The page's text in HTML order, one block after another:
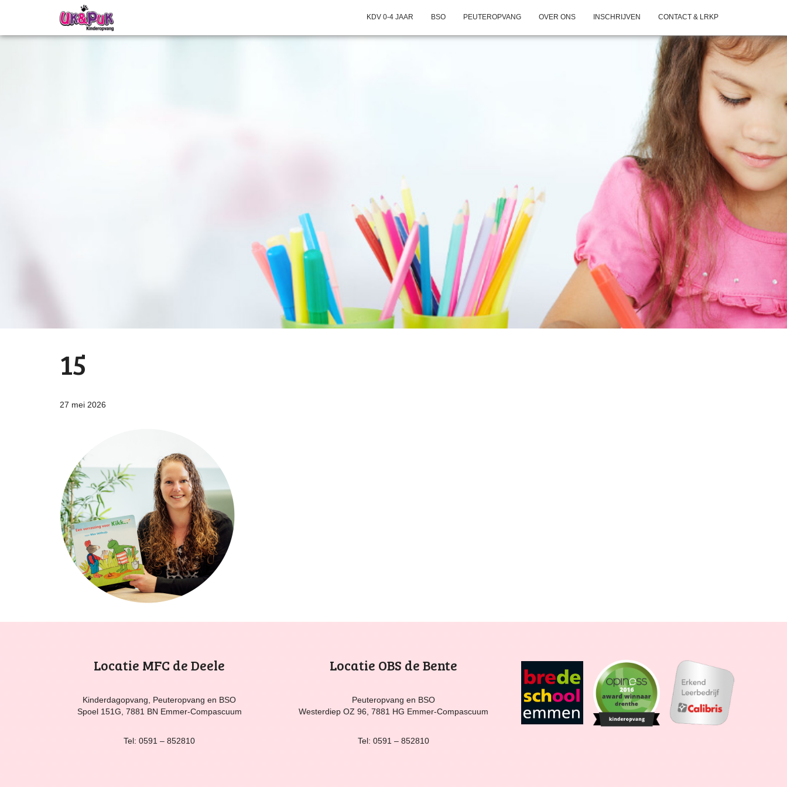
KDV 0-4 JAAR BSO PEUTEROPVANG OVER ONS INSCHRIJVEN CONTACT & LRKP
15
27 mei 2026
Locatie MFC de Deele
Kinderdagopvang, Peuteropvang en BSO
Spoel 151G, 7881 BN Emmer-Compascuum
Tel: 0591 – 852810
Locatie OBS de Bente
Peuteropvang en BSO
Westerdiep OZ 96, 7881 HG Emmer-Compascuum
Tel: 0591 – 852810